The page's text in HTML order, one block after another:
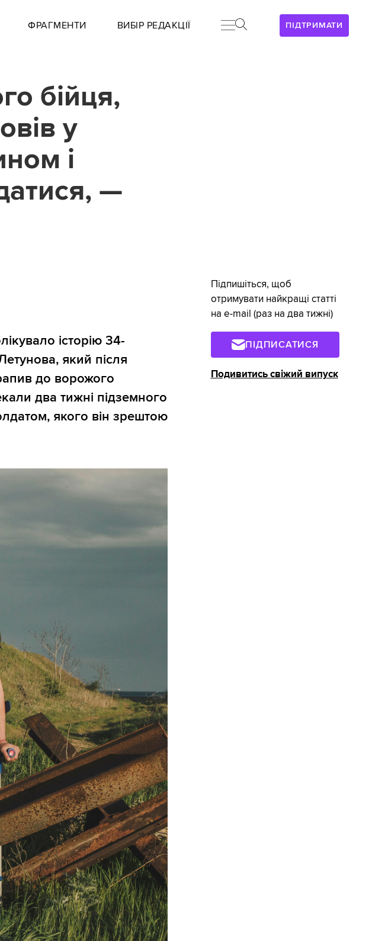
ПІДТРИМАТИ
ФРАГМЕНТИ ВИБІР РЕДАКЦІЇ
бійця,
у
і
—
історію 34-
який після
до ворожого
два тижні підземного
якого він зрештою
Підпишіться, щоб
отримувати найкращі статті
на e-mail (раз на два тижні)
ПІДПИСАТИСЯ
Подивитись свіжий випуск